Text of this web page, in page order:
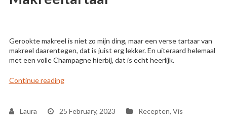
Gerookte makreel is niet zo mijn ding, maar een verse tartaar van
makreel daarentegen, dat is juist erg lekker. En uiteraard helemaal
met een volle Champagne hierbij, dat is echt heerlijk.
Continue reading“Makreeltartaar”
Laura 25 February, 2023 Recepten, Vis